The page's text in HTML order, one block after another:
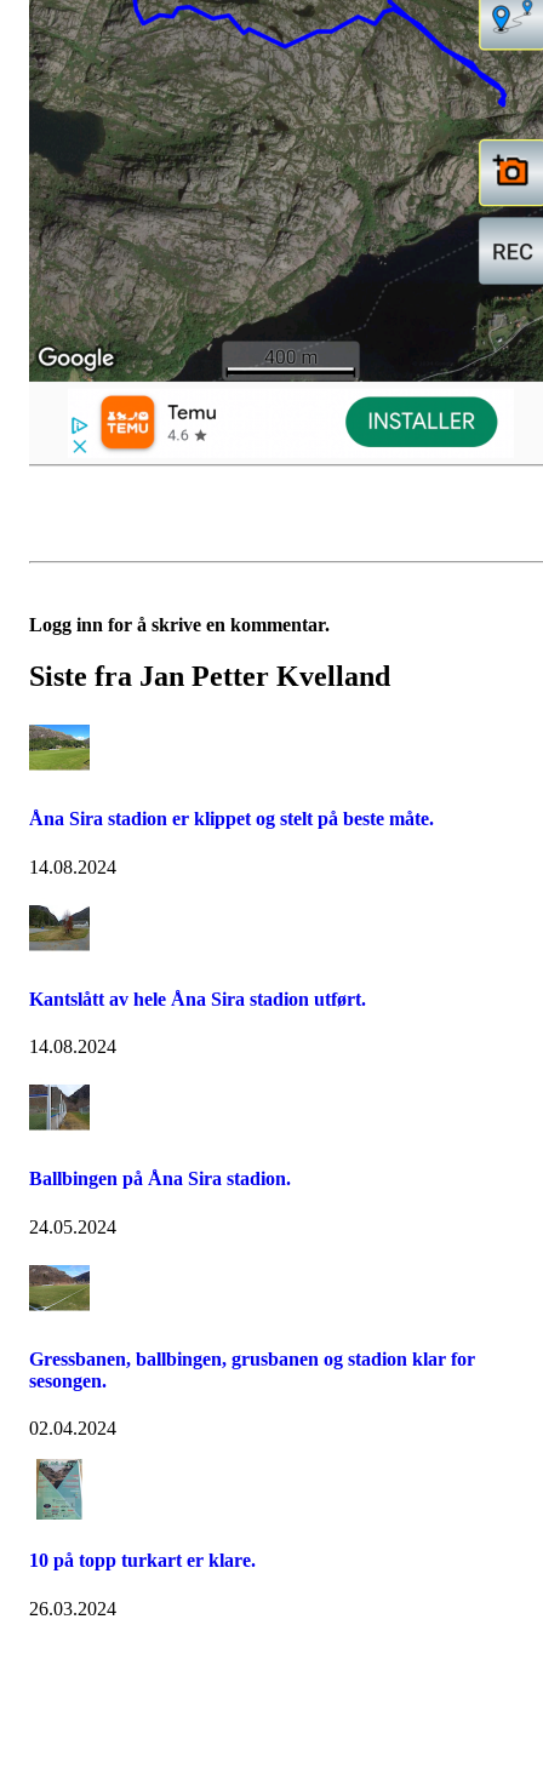
Logg inn for å skrive en kommentar.
Siste fra Jan Petter Kvelland
Åna Sira stadion er klippet og stelt på beste måte.
14.08.2024
Kantslått av hele Åna Sira stadion utført.
14.08.2024
Ballbingen på Åna Sira stadion.
24.05.2024
Gressbanen, ballbingen, grusbanen og stadion klar for
sesongen.
02.04.2024
10 på topp turkart er klare.
26.03.2024